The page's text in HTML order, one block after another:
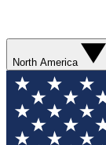
North America